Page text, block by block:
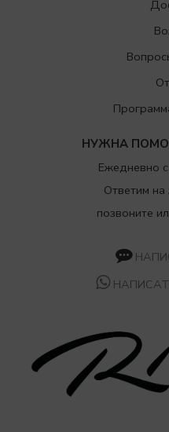
НУЖНА
Ежедневно
Ответим
позвоните